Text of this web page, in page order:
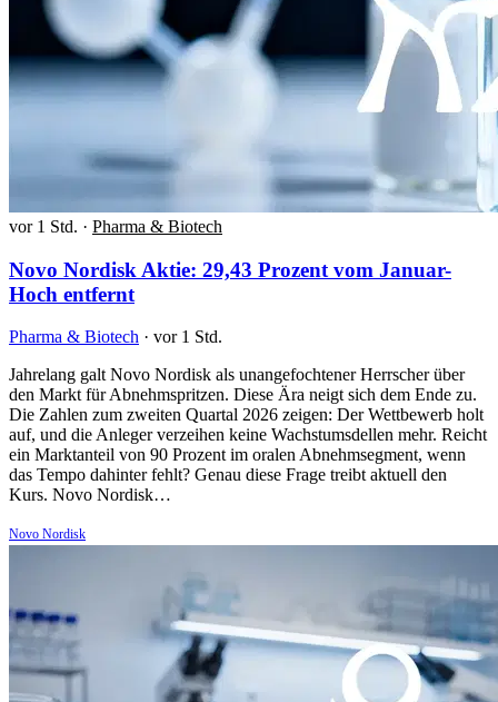
vor 1 Std. · Pharma & Biotech
Novo Nordisk Aktie: 29,43 Prozent vom Januar-
Hoch entfernt
Pharma & Biotech · vor 1 Std.
Jahrelang galt Novo Nordisk als unangefochtener Herrscher über
den Markt für Abnehmspritzen. Diese Ära neigt sich dem Ende zu.
Die Zahlen zum zweiten Quartal 2026 zeigen: Der Wettbewerb holt
auf, und die Anleger verzeihen keine Wachstumsdellen mehr. Reicht
ein Marktanteil von 90 Prozent im oralen Abnehmsegment, wenn
das Tempo dahinter fehlt? Genau diese Frage treibt aktuell den
Kurs. Novo Nordisk…
Novo Nordisk